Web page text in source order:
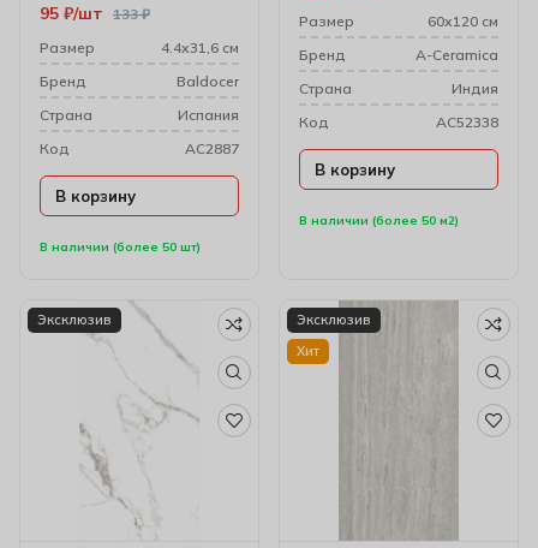
В наличии (более 50 шт)
133₽
95 ₽ шт
Размер
4.4х31,6 см
Бренд
Baldocer
Cтрана
Испания
Код
AC2887
В корзину
В наличии (более 50 м2)
Размер
60х120 см
Бренд
A-Ceramica
Cтрана
Индия
Код
AC52338
В корзину
Эксклюзив
Эксклюзив
Хит